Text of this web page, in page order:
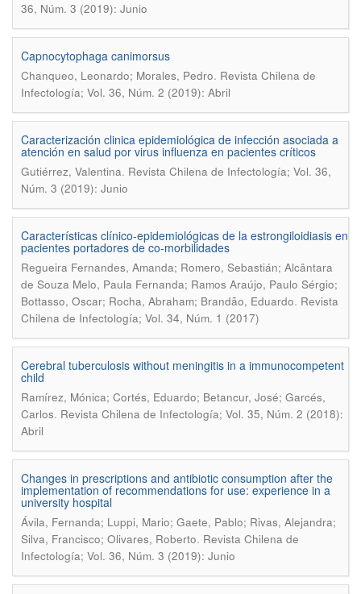
36, Núm. 3 (2019): Junio
Capnocytophaga canimorsus
Chanqueo, Leonardo; Morales, Pedro. Revista Chilena de
Infectología; Vol. 36, Núm. 2 (2019): Abril
Caracterización clinica epidemiológica de infección asociada a
atención en salud por virus influenza en pacientes críticos
Gutiérrez, Valentina. Revista Chilena de Infectología; Vol. 36,
Núm. 3 (2019): Junio
Características clínico-epidemiológicas de la estrongiloidiasis en
pacientes portadores de co-morbilidades
Regueira Fernandes, Amanda; Romero, Sebastián; Alcântara
de Souza Melo, Paula Fernanda; Ramos Araújo, Paulo Sérgio;
Bottasso, Oscar; Rocha, Abraham; Brandão, Eduardo. Revista
Chilena de Infectología; Vol. 34, Núm. 1 (2017)
Cerebral tuberculosis without meningitis in a immunocompetent
child
Ramírez, Mónica; Cortés, Eduardo; Betancur, José; Garcés,
Carlos. Revista Chilena de Infectología; Vol. 35, Núm. 2 (2018):
Abril
Changes in prescriptions and antibiotic consumption after the
implementation of recommendations for use: experience in a
university hospital
Ávila, Fernanda; Luppi, Mario; Gaete, Pablo; Rivas, Alejandra;
Silva, Francisco; Olivares, Roberto. Revista Chilena de
Infectología; Vol. 36, Núm. 3 (2019): Junio